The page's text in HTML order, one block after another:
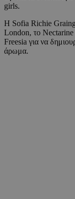
girls.
Η Sofia Richie
London, το
Freesia για να
άρωμα.